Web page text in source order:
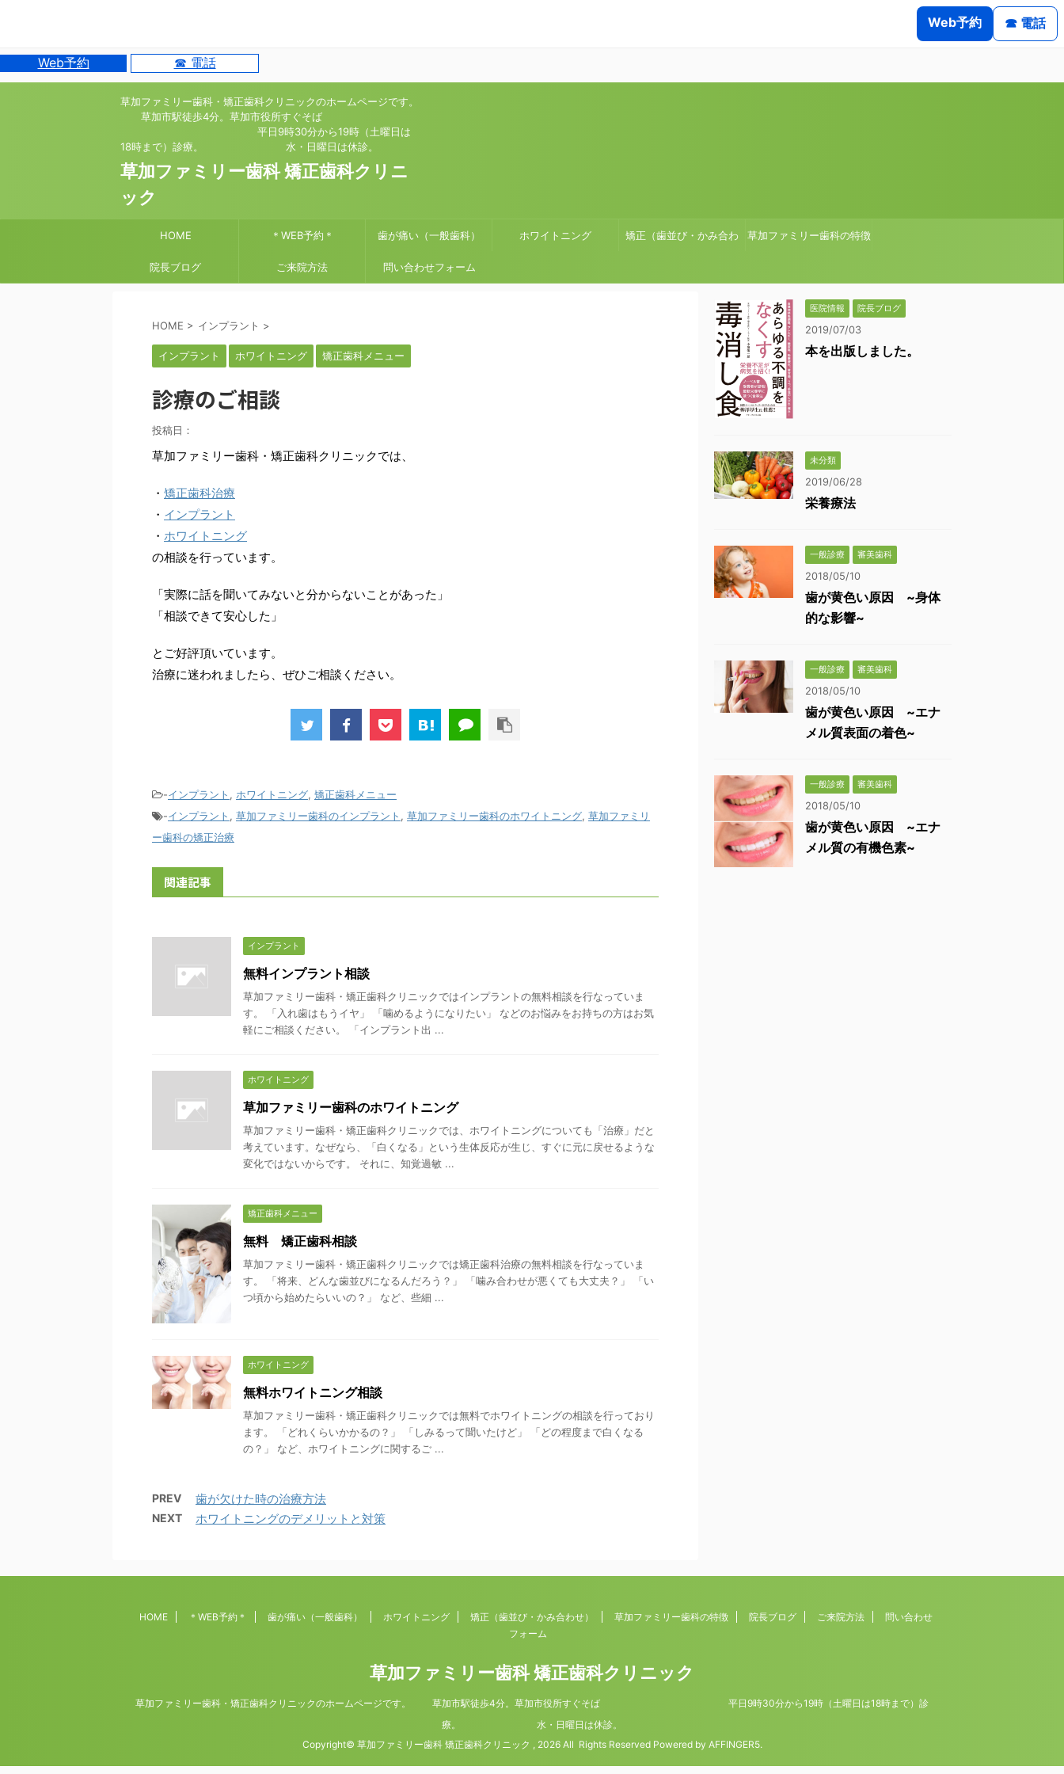
Web予約 ☎ 電話
Web予約 ☎ 電話
草加ファミリー歯科・矯正歯科クリニックのホームページです。
草加市駅徒歩4分。草加市役所すぐそば
平日9時30分から19時（土曜日は
18時まで）診療。 水・日曜日は休診。
草加ファミリー歯科 矯正歯科クリニ
ック
HOME ＊WEB予約＊ 歯が痛い（一般歯科） ホワイトニング 矯正（歯並び・かみ合わ 草加ファミリー歯科の特徴
院長ブログ ご来院方法 問い合わせフォーム
HOME > インプラント >
インプラント ホワイトニング 矯正歯科メニュー
診療のご相談
投稿日：
草加ファミリー歯科・矯正歯科クリニックでは、
・ 矯正歯科治療
・ インプラント
・ ホワイトニング
の相談を行っています。
「実際に話を聞いてみないと分からないことがあった」
「相談できて安心した」
とご好評頂いています。
治療に迷われましたら、ぜひご相談ください。
-インプラント , ホワイトニング, 矯正歯科メニュー
-インプラント , 草加ファミリー歯科のインプラント , 草加ファミリー歯科のホワイトニング, 草加ファミリ
ー歯科の矯正治療
関連記事
インプラント
無料インプラント相談
草加ファミリー歯科・矯正歯科クリニックではインプラントの無料相談を行なっていま
す。 「入れ歯はもうイヤ」 「噛めるようになりたい」 などのお悩みをお持ちの方はお気
軽にご相談ください。 「インプラント出 ...
ホワイトニング
草加ファミリー歯科のホワイトニング
草加ファミリー歯科・矯正歯科クリニックでは、ホワイトニングについても「治療」だと
考えています。なぜなら、「白くなる」という生体反応が生じ、すぐに元に戻せるような
変化ではないからです。 それに、知覚過敏 ...
矯正歯科メニュー
無料 矯正歯科相談
草加ファミリー歯科・矯正歯科クリニックでは矯正歯科治療の無料相談を行なっていま
す。 「将来、どんな歯並びになるんだろう？」 「噛み合わせが悪くても大丈夫？」 「い
つ頃から始めたらいいの？」 など、些細 ...
ホワイトニング
無料ホワイトニング相談
草加ファミリー歯科・矯正歯科クリニックでは無料でホワイトニングの相談を行っており
ます。 「どれくらいかかるの？」 「しみるって聞いたけど」 「どの程度まで白くなる
の？」 など、ホワイトニングに関するご ...
PREV 歯が欠けた時の治療方法
NEXT ホワイトニングのデメリットと対策
医院情報 院長ブログ
2019/07/03
本を出版しました。
未分類
2019/06/28
栄養療法
一般診療 審美歯科
2018/05/10
歯が黄色い原因 ~身体
的な影響~
一般診療 審美歯科
2018/05/10
歯が黄色い原因 ~エナ
メル質表面の着色~
一般診療 審美歯科
2018/05/10
歯が黄色い原因 ~エナ
メル質の有機色素~
HOME ＊WEB予約＊ 歯が痛い（一般歯科） ホワイトニング 矯正（歯並び・かみ合わせ） 草加ファミリー歯科の特徴 院長ブログ ご来院方法
問い合わせ
フォーム
草加ファミリー歯科 矯正歯科クリニック
草加ファミリー歯科・矯正歯科クリニックのホームページです。 草加市駅徒歩4分。草加市役所すぐそば 平日9時30分から19時（土曜日は18時まで）診
療。 水・日曜日は休診。
Copyright© 草加ファミリー歯科 矯正歯科クリニック , 2026 All Rights Reserved Powered by AFFINGER5.